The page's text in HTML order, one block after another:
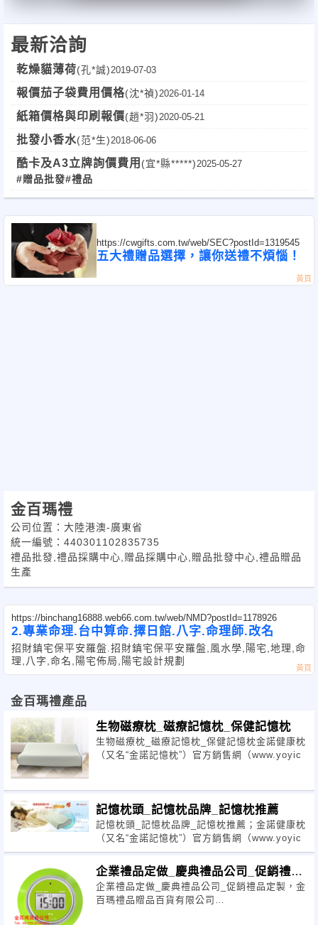
最新洽詢
乾燥貓薄荷(孔*誠) 2019-07-03
報價茄子袋費用價格(沈*禎) 2026-01-14
紙箱價格與印刷報價(趙*羽) 2020-05-21
批發小香水(范*生) 2018-06-06
酷卡及A3立牌詢價費用 (宜*縣*****) 2025-05-27
#贈品批發#禮品
https://cwgifts.com.tw/web/SEC?postId=1319545
五大禮贈品選擇，讓你送禮不煩惱！
金百瑪禮
公司位置：大陸港澳-廣東省
統一編號：440301102835735
禮品批發,禮品採購中心,赠品採購中心,贈品批發中心,禮品贈品
生產
https://binchang16888.web66.com.tw/web/NMD?postId=1178926
2.專業命理.台中算命.擇日館.八字.命理師.改名
招財鎮宅保平安羅盤.招財鎮宅保平安羅盤,風水學,陽宅,地理,命
理,八字,命名,陽宅佈局,陽宅設計規劃
金百瑪禮產品
生物磁療枕_磁療記憶枕_保健記憶枕
生物磁療枕_磁療記憶枕_保健記憶枕金諾健康枕
（又名“金諾記憶枕”）官方銷售網（www.yoyic
記憶枕頭_記憶枕品牌_記憶枕推薦
記憶枕頭_記憶枕品牌_記憶枕推薦；金諾健康枕
（又名“金諾記憶枕”）官方銷售網（www.yoyic
企業禮品定做_慶典禮品公司_促銷禮品
定製
企業禮品定做_慶典禮品公司_促銷禮品定製，金
百瑪禮品贈品百貨有限公司